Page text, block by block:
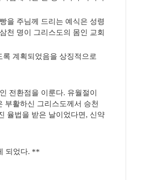
을 주님께 드리는 예식은 성령
천 명이 그리스도의 몸인 교회
계획되었음을 상징적으로
전환점을 이룬다. 유월절이
부활하신 그리스도께서 승천
율법을 받은 날이었다면, 신약
되었다. **